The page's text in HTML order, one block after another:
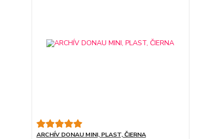
ARCHÍV DONAU MINI, PLAST, ČIERNA